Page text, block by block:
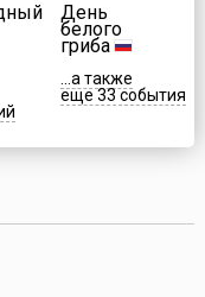
День
белого
гриба
...а также
еще 33 события